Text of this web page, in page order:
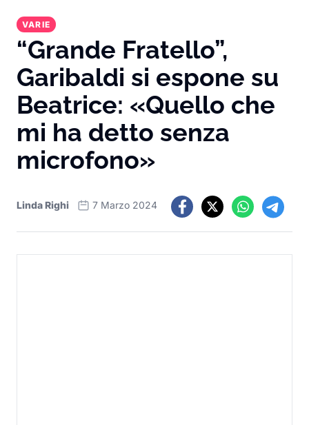
VARIE
“Grande Fratello”,
Garibaldi si espone su
Beatrice: «Quello che
mi ha detto senza
microfono»
Linda Righi 7 Marzo 2024